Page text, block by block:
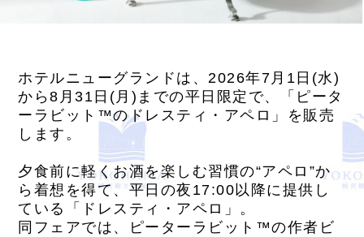
ホテルニューグランドは、2026年7月1日(水)
から8月31日(月)までの平日限定で、「ピータ
ーラビット™のドレスティ・アペロ」を販売
します。
夕食前に軽くお酒を楽しむ習慣の“アペロ”か
ら着想を得て、平日の夜17:00以降に提供し
ている「ドレスティ・アペロ」。
同フェアでは、ピーターラビット™の作者ビ